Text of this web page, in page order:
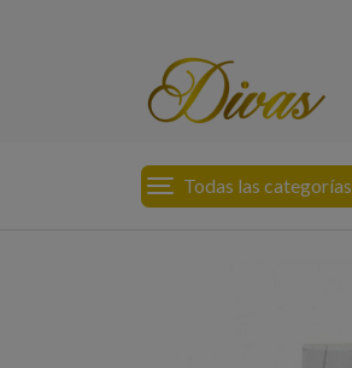
Todas las categorías